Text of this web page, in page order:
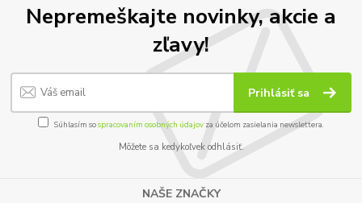
Nepremeškajte novinky, akcie a
zľavy!
Prihlásiť sa
Súhlasím sospracovaním osobných údajov za účelom zasielania newslettera.
Môžete sa kedykoľvek odhlásiť.
NAŠE ZNAČKY